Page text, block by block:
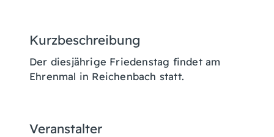
Kurzbeschreibung
Der diesjährige Friedenstag findet am
Ehrenmal in Reichenbach statt.
Veranstalter